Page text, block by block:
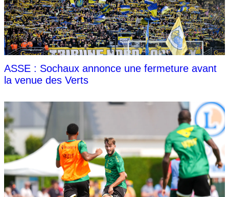
ASSE : Sochaux annonce une fermeture avant
la venue des Verts